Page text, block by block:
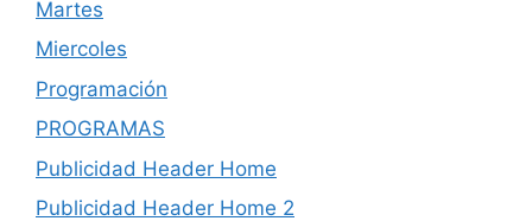
Martes
Miercoles
Programación
PROGRAMAS
Publicidad Header Home
Publicidad Header Home 2